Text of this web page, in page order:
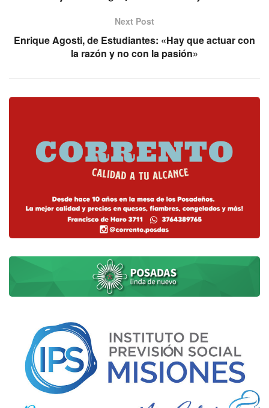
Next Post
Enrique Agosti, de Estudiantes: «Hay que actuar con
la razón y no con la pasión»